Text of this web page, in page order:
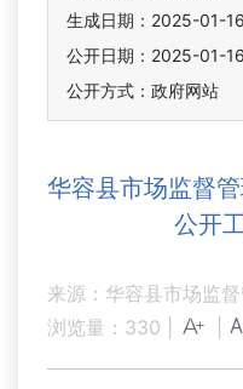
生成日期：2025-01-16
公开日期：2025-01-16
公开方式：政府网站
华容县市场监督
公开
来源：华容县市场监
浏览量： 330